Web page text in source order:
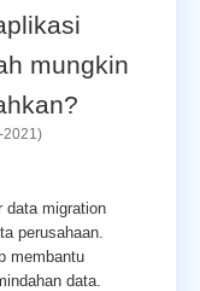
mungkin
2021)
data migration
perusahaan.
membantu
data.